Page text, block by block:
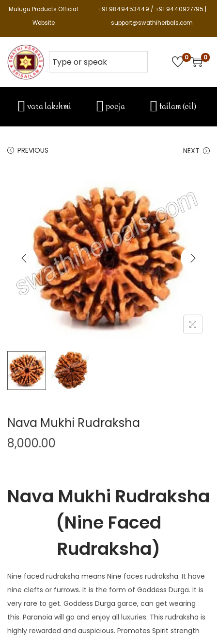
Mulugu Products Official
Website
+91 9849453449 / +91 9440927795 |
support@swathiherbals.com
0 0
vara lakshmi pooja tailam (oil)
PREVIOUS NEXT
Nava Mukhi Rudraksha
8,000.00
Nava Mukhi Rudraksha
(Nine Faced
Rudraksha)
Nine faced rudraksha means Nine faces rudraksha. It have
nine clefts or furrows. It is the form of Goddess Durga. It is
very rare to get. Goddess Durga garce, can get wearing
this. Paranoia will go and enjoy all luxuries. This rudraksha is
highly rewarded and auspicious. Promotes Spirit strength